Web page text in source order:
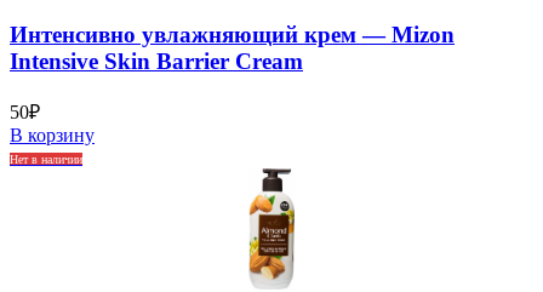
Интенсивно увлажняющий крем — Mizon
Intensive Skin Barrier Cream
50₽
В корзину
Нет в наличии